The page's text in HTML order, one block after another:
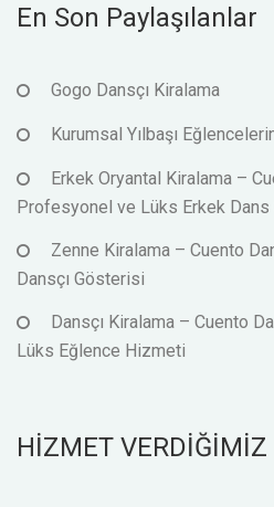
En Son Paylaşılanlar
Gogo Dansçı Kiralama
Kurumsal Yılbaşı
Erkek Oryantal Kiralama –
Profesyonel ve Lüks Erkek
Zenne Kiralama – Cuento
Dansçı Gösterisi
Dansçı Kiralama – Cuento
Lüks Eğlence Hizmeti
HİZMET VERDİĞİMİZ